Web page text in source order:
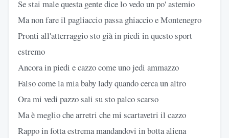
Se stai male questa gente dice lo vedo un po' astemio
Ma non fare il pagliaccio passa ghiaccio e Montenegro
Pronti all'atterraggio sto già in piedi in questo sport
estremo
Ancora in piedi e cazzo come uno jedi ammazzo
Falso come la mia baby lady quando cerca un altro
Ora mi vedi pazzo sali su sto palco scarso
Ma è meglio che arretri che mi scartavetri il cazzo
Rappo in fotta estrema mandandovi in botta aliena